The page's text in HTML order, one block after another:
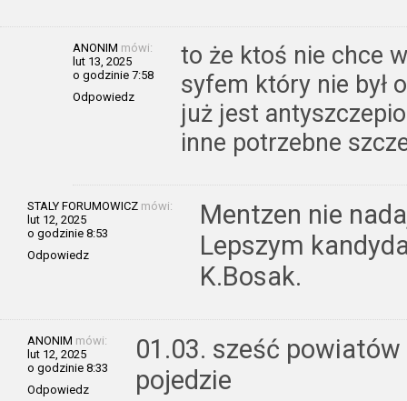
ANONIM mówi:
lut 13, 2025
o godzinie 7:58
Odpowiedz
to że ktoś nie chce
syfem który nie był
już jest
inne potrzebne
STALY FORUMOWICZ mówi:
lut 12, 2025
o godzinie 8:53
Odpowiedz
Mentzen nie
Lepszym
K.Bosak.
ANONIM mówi:
lut 12, 2025
o godzinie 8:33
Odpowiedz
01.03. sześć
pojedzie